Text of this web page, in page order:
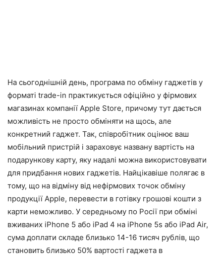
На сьогоднішній день, програма по обміну гаджетів у
форматі trade-in практикується офіційно у фірмових
магазинах компанії Apple Store, причому тут дається
можливість не просто обміняти на щось, але
конкретний гаджет. Так, співробітник оцінює ваш
мобільний пристрій і зараховує названу вартість на
подарункову карту, яку надалі можна використовувати
для придбання нових гаджетів. Найцікавіше полягає в
тому, що на відміну від нефірмових точок обміну
продукції Apple, перевести в готівку грошові кошти з
карти неможливо. У середньому по Росії при обміні
вживаних iPhone 5 або iPad 4 на iPhone 5s або iPad Air,
сума доплати складе близько 14-16 тисяч рублів, що
становить близько 50% вартості гаджета в